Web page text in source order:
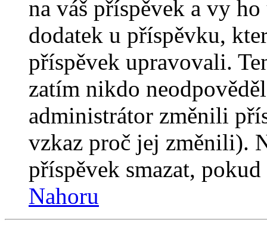
na váš příspěvek a vy
dodatek u příspěvku,
příspěvek upravovali.
zatím nikdo
administrátor změnili
vzkaz proč jej změnili).
příspěvek smazat,
Nahoru